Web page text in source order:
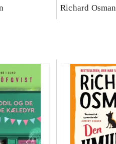
Richard Osman